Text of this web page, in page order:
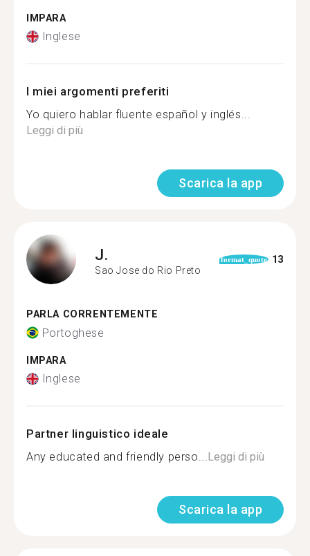
IMPARA
Inglese
I miei argomenti preferiti
Yo quiero hablar fluente español y inglés...
Leggi di più
Scarica la app
J.
Sao Jose do Rio Preto
format_quote 13
PARLA CORRENTEMENTE
Portoghese
IMPARA
Inglese
Partner linguistico ideale
Any educated and friendly perso...Leggi di più
Scarica la app